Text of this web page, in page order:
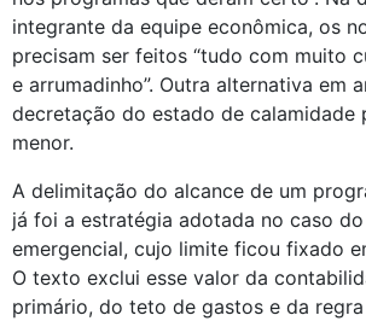
integrante da equipe econômica, os
precisam ser feitos “tudo com muito
e arrumadinho”. Outra alternativa em
decretação do estado de calamidade
menor.
A delimitação do alcance de um
já foi a estratégia adotada no caso
emergencial, cujo limite ficou fixado
O texto exclui esse valor da
primário, do teto de gastos e da